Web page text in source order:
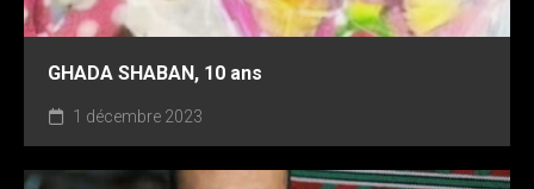
GHADA SHABAN, 10 ans
1 décembre 2023